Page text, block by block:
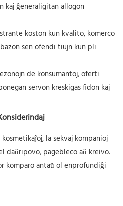
kaj ĝeneraligitan allogon
koston kun kvalito, komerco
sen ofendi tiujn kun pli
de konsumantoj, oferti
servon kreskigas fidon kaj
la sekvaj kompanioj
daŭripovo, pagebleco aŭ kreivo.
komparo antaŭ ol enprofundiĝi